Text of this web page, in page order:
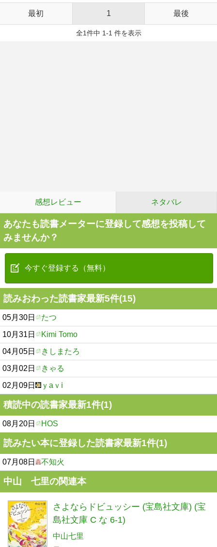
最初 1 最後
全1件中 1-1 件を表示
感想レビュー ネタバレ
あなたも読書メーターに登録して感想を投稿して
みませんか？
今すぐ登録する（無料）
読みおわった読書家最新5件(15)
05月30日 たつ
10月31日 Kimi Tomo
04月05日 きしまたろ
03月02日 きゃる
02月09日 ｙaｖℹ︎
積読中の読書家最新1件(1)
08月20日 HOS
読みたい本に登録した読書家最新1件(1)
07月08日 不知火
中山 七里の関連本
さよならドビュッシー (宝島社文庫) (宝
島社文庫 C な 6-1)
中山七里